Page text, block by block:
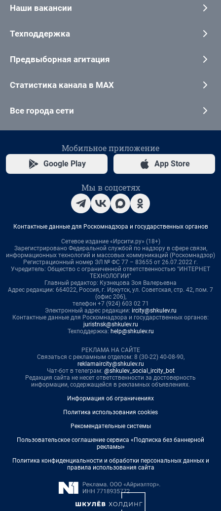
Наши вакансии
Техподдержка
Предвыборная агитация
Статистика канала в MAX
Все города сети
Мобильное приложение
Google Play App Store
Мы в соцсетях
Контактные данные для Роскомнадзора и государственных органов
Сетевое издание «Ирсити.ру» (18+)
Зарегистрировано Федеральной службой по надзору в сфере связи,
информационных технологий и массовых коммуникаций (Роскомнадзор)
Регистрационный номер ЭЛ № ФС 77 – 83655 от 26.07.2022 г.
Учредитель: Общество с ограниченной ответственностью "ИНТЕРНЕТ
ТЕХНОЛОГИИ"
Главный редактор: Кузнецова Зоя Валерьевна
Адрес редакции: 664022, Россия, г. Иркутск, ул. Советская, стр. 42, пом. 7
(офис 206),
телефон +7 (924) 603 02 71
Электронный адрес редакции: ircity@shkulev.ru
Контактные данные для Роскомнадзора и государственных органов:
juristnsk@shkulev.ru
Техподдержка: help@shkulev.ru
РЕКЛАМА НА САЙТЕ
Связаться с рекламным отделом: 8 (30-22) 40-08-90,
reklamaircity@shkulev.ru
Чат-бот в телеграм: @shkulev_social_ircity_bot
Редакция сайта не несет ответственности за достоверность
информации, содержащейся в рекламных объявлениях.
Информация об ограничениях
Политика использования cookies
Рекомендательные системы
Пользовательское соглашение сервиса «Подписка без баннерной
рекламы»
Политика конфиденциальности и обработки персональных данных и
правила использования сайта